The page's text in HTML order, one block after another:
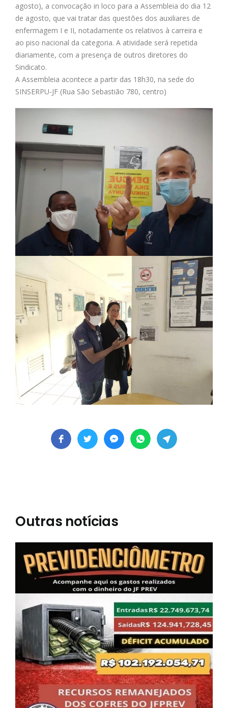
agosto), a convocação in loco para a Assembleia do dia 12
de agosto, que vai tratar das questões dos auxiliares de
enfermagem I e II, notadamente os relativos à carreira e
ao piso nacional da categoria. A atividade será repetida
diariamente, com a presença de outros diretores do
Sindicato.
A Assembleia acontece a partir das 18h30, na sede do
SINSERPU-JF (Rua São Sebastião 780, centro)
Outras notícias